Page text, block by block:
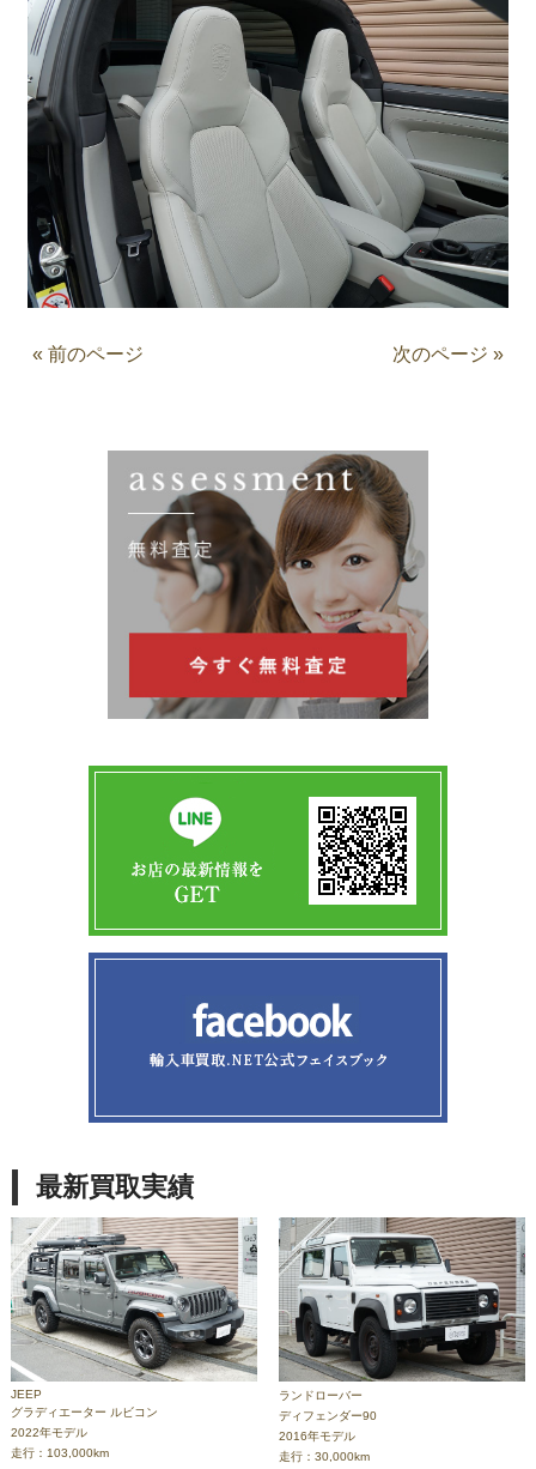
« 前のページ 次のページ »
最新買取実績
JEEP
グラディエーター ルビコン
2022年モデル
走行：103,000km
ランドローバー
ディフェンダー90
2016年モデル
走行：30,000km